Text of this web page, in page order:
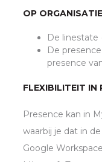
OP
De linestate
De
presence
FLEXIBILITEIT IN
Presence kan in
waarbij je dat in
Google